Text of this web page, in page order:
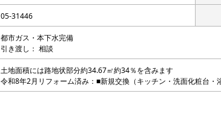
05-31446
都市ガス・本下水完備
引き渡し： 相談
土地面積には路地状部分約34.67㎡約34％を含みます
令和8年2月リフォーム済み：■新規交換（キッチン・洗面化粧台